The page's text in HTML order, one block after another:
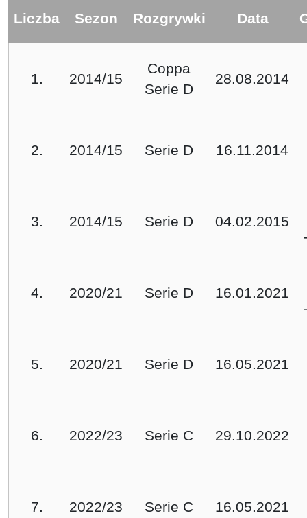
Liczba Sezon Rozgrywki Data
1. 2014/15
Coppa
Serie D
28.08.2014
2. 2014/15 Serie D 16.11.2014
3. 2014/15 Serie D
04.02.2015
4. 2020/21 Serie D
16.01.2021
5. 2020/21 Serie D 16.05.2021
6. 2022/23 Serie C 29.10.2022
7. 2022/23 Serie C
16.05.2021